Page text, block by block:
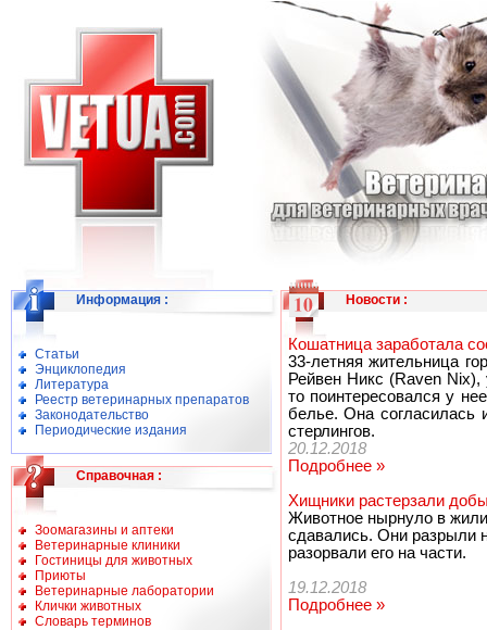
Информация :
Статьи
Энциклопедия
Литература
Реестр ветеринарных препаратов
Законодательство
Периодические издания
Справочная :
Зоомагазины и аптеки
Ветеринарные клиники
Гостиницы для животных
Приюты
Ветеринарные лаборатории
Клички животных
Словарь терминов
Новости:
Кошатница заработала
33-летняя жительница
Рейвен Никс (Raven Nix),
то поинтересовался у
белье. Она согласилась
стерлингов.
20.12.2018
Подробнее »
Хищники растерзали
Животное нырнуло в
сдавались. Они разрыли
разорвали его на части.
19.12.2018
Подробнее »